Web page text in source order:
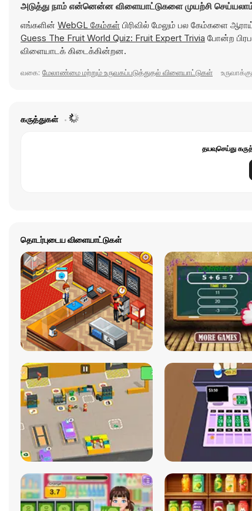
அடுத்து நாம் என்னென்ன விளையாட்டுகளை முயற்சி
எங்களின் WebGL கேம்கள் பிரிவில் மேலும் பல கேம்களை
Guess The Fruit World Quiz: Fruit Expert Trivia போன்ற
விளையாடக் கிடைக்கின்றன.
வகை: மேலாண்மை மற்றும் உருவகப்படுத்துதல் விளையாட்டுகள்
கருத்துகள்
தயவுசெய்து
தொடர்புடைய விளையாட்டுகள்